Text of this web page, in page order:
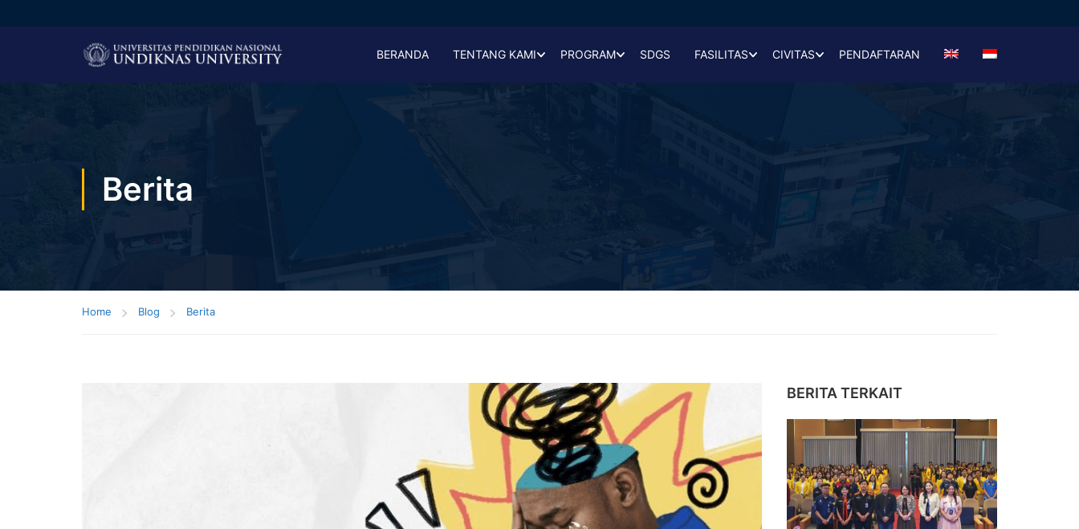
BERANDA TENTANG KAMI PROGRAM SDGS FASILITAS CIVITAS PENDAFTARAN
Berita
Home Blog Berita
BERITA TERKAIT